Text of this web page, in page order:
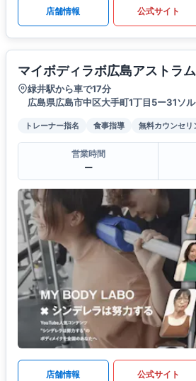
店舗情報 公式サイト
マイボディラボ広島アストラ
緑井駅から車で17分
広島県広島市中区大手町1丁目5ー31ソ
トレーナー指名 食事指導 無料カウンセリ
営業時間
ー
店舗情報 公式サイト